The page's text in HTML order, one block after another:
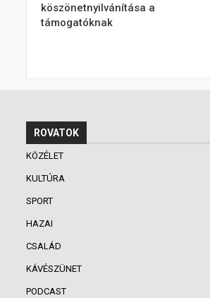
köszönetnyilvánítása a
támogatóknak
ROVATOK
KÖZÉLET
KULTÚRA
SPORT
HAZAI
CSALÁD
KÁVÉSZÜNET
PODCAST